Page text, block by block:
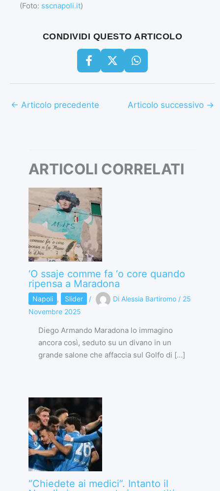
(Foto: sscnapoli.it)
CONDIVIDI QUESTO ARTICOLO
← Articolo precedente Articolo successivo →
ARTICOLI CORRELATI
‘O ssaje comme fa ‘o core quando
ripensa a Maradona
Napoli , Slider / Di Alessia Bartiromo / 25
Novembre 2025
Diego Armando Maradona lo immagino
ancora così, seduto su un divano in un
grande salone che affaccia sul Golfo di […]
“Chiedete ai medici”. Intanto il